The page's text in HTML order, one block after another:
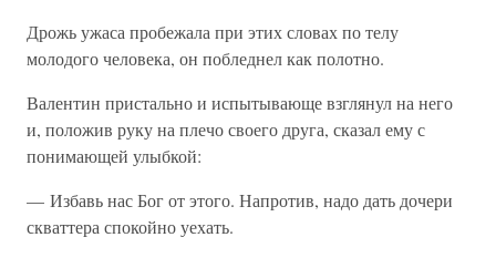
Дрожь ужаса пробежала при этих словах по телу
молодого человека, он побледнел как полотно.
Валентин пристально и испытывающе взглянул на него
и, положив руку на плечо своего друга, сказал ему с
понимающей улыбкой:
— Избавь нас Бог от этого. Напротив, надо дать дочери
скваттера спокойно уехать.